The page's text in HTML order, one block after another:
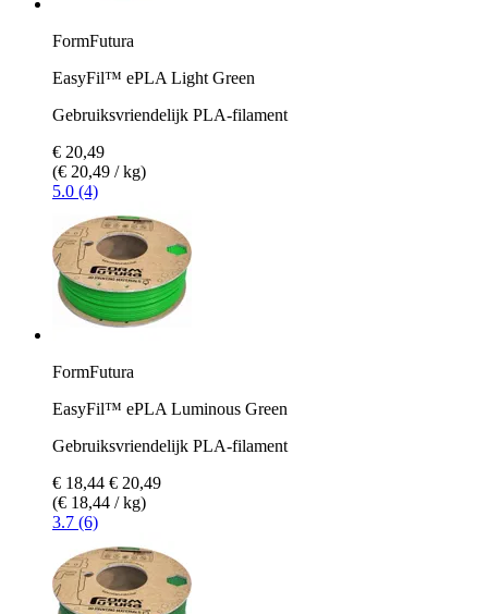
FormFutura
EasyFil™ ePLA Light Green
Gebruiksvriendelijk PLA-filament
€ 20,49
(€ 20,49 / kg)
5.0 (4)
FormFutura
EasyFil™ ePLA Luminous Green
Gebruiksvriendelijk PLA-filament
€ 18,44 € 20,49
(€ 18,44 / kg)
3.7 (6)